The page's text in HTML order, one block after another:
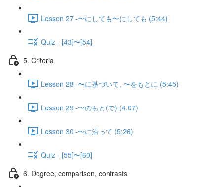
Lesson 27 -〜にしても〜にしても (5:44)
Quiz - [43]〜[54]
5. Criteria
Lesson 28 -〜に基づいて, 〜をもとに (5:45)
Lesson 29 -〜のもと(で) (4:07)
Lesson 30 -〜に沿って (5:26)
Quiz - [55]〜[60]
6. Degree, comparison, contrasts